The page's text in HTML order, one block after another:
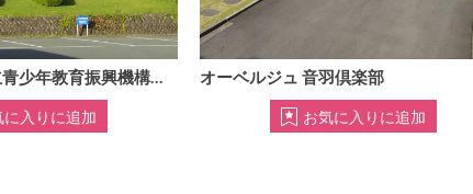
独立行政法人国立青少年教育振興機構国立赤城青少年交流の家 オーベルジュ 音羽倶楽部